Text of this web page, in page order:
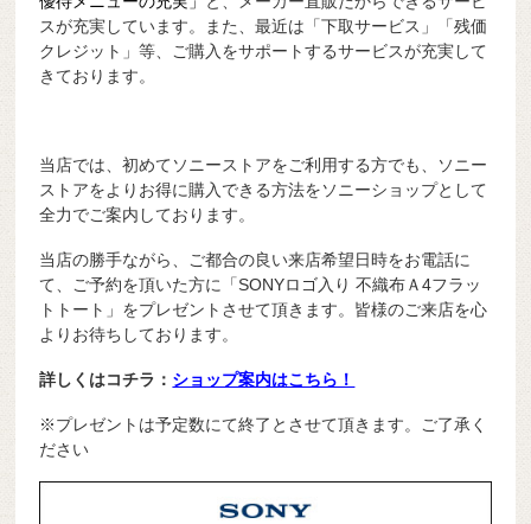
スが充実しています。また、最近は「下取サービス」「残価
クレジット」等、ご購入をサポートするサービスが充実して
きております。
当店では、初めてソニーストアをご利用する方でも、ソニー
ストアをよりお得に購入できる方法をソニーショップとして
全力でご案内しております。
当店の勝手ながら、ご都合の良い来店希望日時をお電話に
て、ご予約を頂いた方に「SONYロゴ入り 不織布Ａ4フラッ
トトート」をプレゼントさせて頂きます。皆様のご来店を心
よりお待ちしております。
詳しくはコチラ： ショップ案内はこちら！
※プレゼントは予定数にて終了とさせて頂きます。ご了承く
ださい